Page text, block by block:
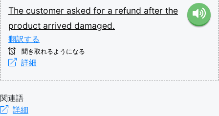
The customer asked for a refund after the
product arrived damaged.
翻訳する
聞き取れるようになる
詳細
関連語
詳細